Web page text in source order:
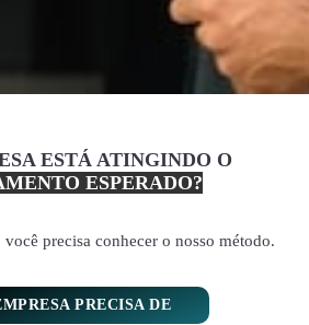
ESTÁ ATINGINDO O
ESPERADO?
você precisa conhecer o nosso método.
PRECISA DE